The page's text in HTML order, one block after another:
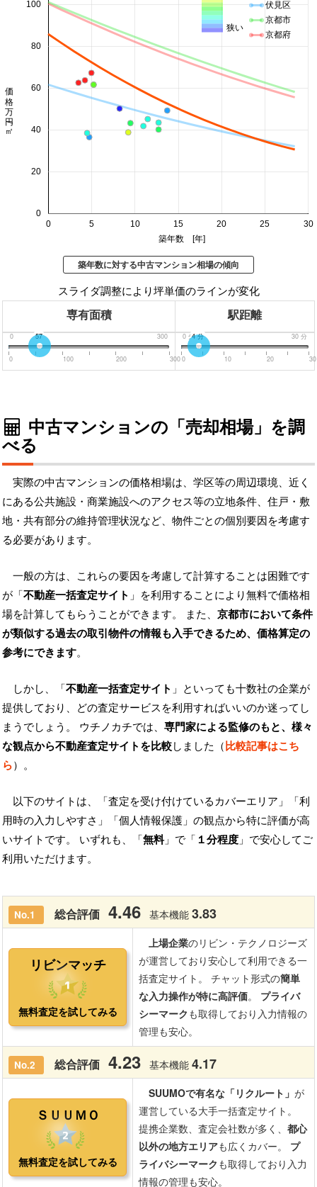
0 5 10 15 20 25 30
0
20
40
60
80
100
築年数 [年]
価格 万円/㎡
伏見区
京都市
京都府
狭い
築年数に対する中古マンション相場の傾向
スライダ調整により坪単価のラインが変化
専有面積 駅距離
0 300
57
0 100 200 300
0 分 30 分
4分
0 10 20 30
中古マンションの「売却相場」を調
べる
実際の中古マンションの価格相場は、学区等の周辺環境、近く
にある公共施設・商業施設へのアクセス等の立地条件、住戸・敷
地・共有部分の維持管理状況など、物件ごとの個別要因を考慮す
る必要があります。
一般の方は、これらの要因を考慮して計算することは困難です
が「不動産一括査定サイト 」を利用することにより無料で価格相
場を計算してもらうことができます。 また、 京都市において条件
が類似する過去の取引物件の情報も入手できるため、価格算定の
参考にできます。
しかし、「不動産一括査定サイト 」といっても十数社の企業が
提供しており、どの査定サービスを利用すればいいのか迷ってし
まうでしょう。 ウチノカチでは、 専門家による監修のもと、様々
な観点から不動産査定サイトを比較しました（比較記事はこち
ら）。
以下のサイトは、「査定を受け付けているカバーエリア」「利
用時の入力しやすさ」「個人情報保護」の観点から特に評価が高
いサイトです。 いずれも、「無料」で「 １分程度 」で安心してご
利用いただけます。